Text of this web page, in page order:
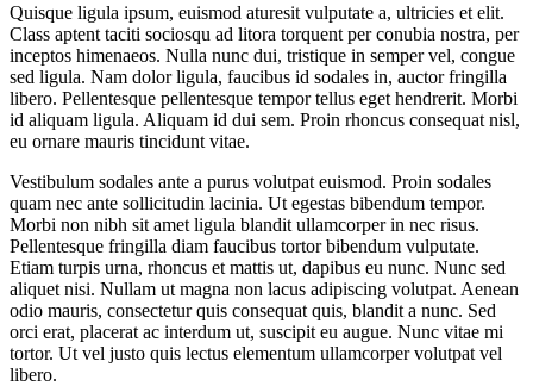
Quisque ligula ipsum, euismod aturesit vulputate a, ultricies et elit.
Class aptent taciti sociosqu ad litora torquent per conubia nostra, per
inceptos himenaeos. Nulla nunc dui, tristique in semper vel, congue
sed ligula. Nam dolor ligula, faucibus id sodales in, auctor fringilla
libero. Pellentesque pellentesque tempor tellus eget hendrerit. Morbi
id aliquam ligula. Aliquam id dui sem. Proin rhoncus consequat nisl,
eu ornare mauris tincidunt vitae.
Vestibulum sodales ante a purus volutpat euismod. Proin sodales
quam nec ante sollicitudin lacinia. Ut egestas bibendum tempor.
Morbi non nibh sit amet ligula blandit ullamcorper in nec risus.
Pellentesque fringilla diam faucibus tortor bibendum vulputate.
Etiam turpis urna, rhoncus et mattis ut, dapibus eu nunc. Nunc sed
aliquet nisi. Nullam ut magna non lacus adipiscing volutpat. Aenean
odio mauris, consectetur quis consequat quis, blandit a nunc. Sed
orci erat, placerat ac interdum ut, suscipit eu augue. Nunc vitae mi
tortor. Ut vel justo quis lectus elementum ullamcorper volutpat vel
libero.